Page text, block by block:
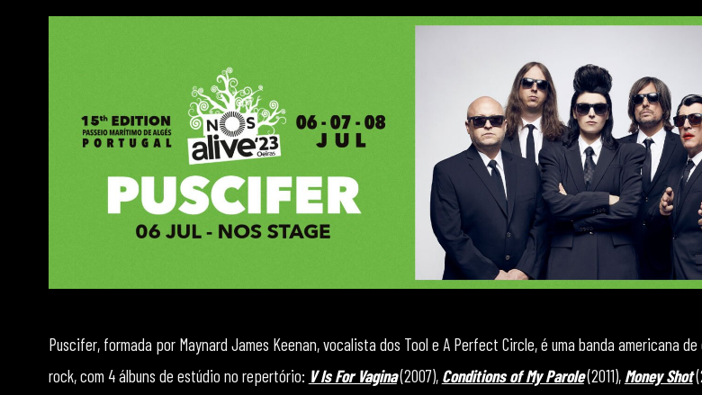
Puscifer, formada por Maynard James Keenan, vocalista dos Tool e A Perfect Circle, é uma banda americana
rock, com 4 álbuns de estúdio no repertório: V Is For Vagina(2007), Conditions of My Parole(2011), Money Shot